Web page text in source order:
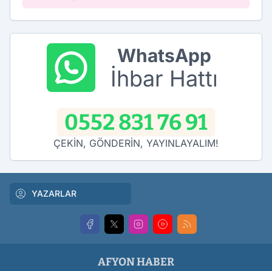
WhatsApp
İhbar Hattı
0552 831 76 91
ÇEKİN, GÖNDERİN, YAYINLAYALIM!
YAZARLAR
AFYON HABER